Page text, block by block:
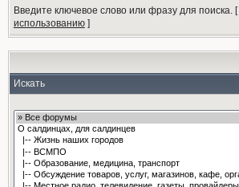
Введите ключевое слово или фразу для поиска.[
использованию]
Искать